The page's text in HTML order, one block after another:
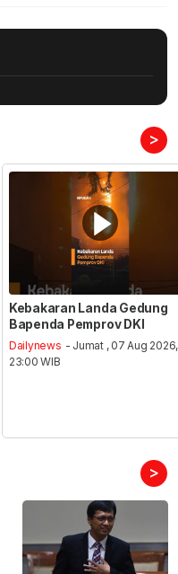
>
Kebakaran Landa Gedung
Bapenda Pemprov DKI
Dailynews - Jumat , 07 Aug 2026,
23:00 WIB
>